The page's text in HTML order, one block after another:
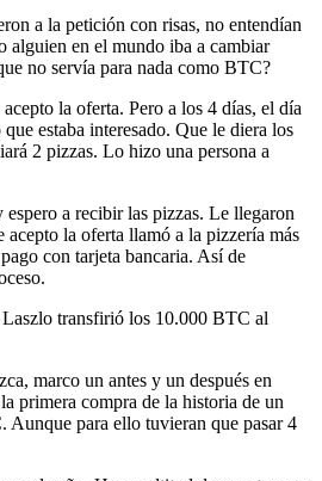
a la petición con risas, no entendían
alguien en el mundo iba a cambiar
no servía para nada como BTC?
la oferta. Pero a los 4 días, el día
estaba interesado. Que le diera los
2 pizzas. Lo hizo una persona a
a recibir las pizzas. Le llegaron
acepto la oferta llamó a la pizzería más
con tarjeta bancaria. Así de
transfirió los 10.000 BTC al
marco un antes y un después en
primera compra de la historia de un
Aunque para ello tuvieran que pasar 4